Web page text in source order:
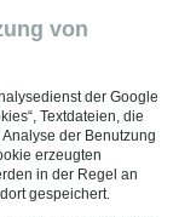
von
der Google
Textdateien, die
der Benutzung
erzeugten
in der Regel an
gespeichert.